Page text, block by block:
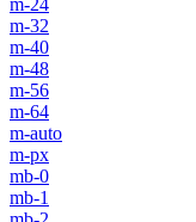
m-32
m-40
m-48
m-56
m-64
m-auto
m-px
mb-0
mb-1